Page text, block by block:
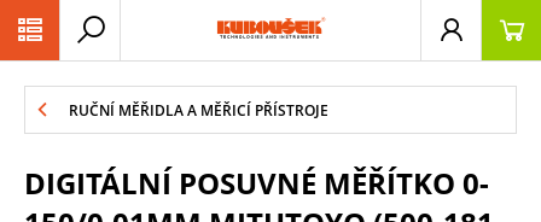
RUČNÍ MĚŘIDLA A MĚŘICÍ PŘÍSTROJE
DIGITÁLNÍ POSUVNÉ MĚŘÍTKO 0-